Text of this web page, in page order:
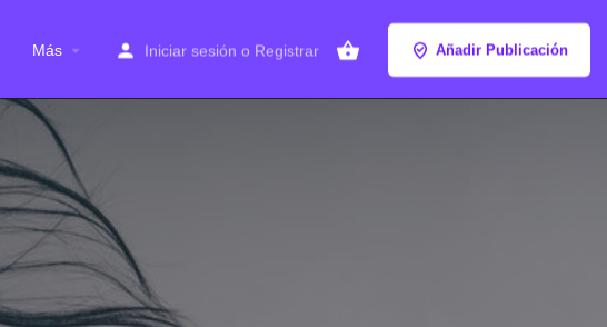
Más Iniciar sesión o Registrar Añadir Publicación